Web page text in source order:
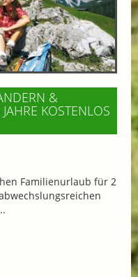
&
KOSTENLOS
Familienurlaub für 2